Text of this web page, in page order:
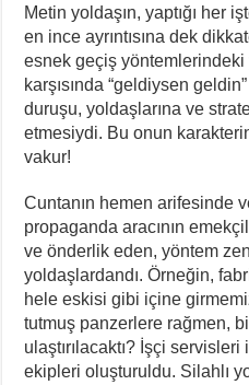
Metin yoldaşın, yaptığı her
en ince ayrıntısına dek
esnek geçiş yöntemlerindeki
karşısında “geldiysen
duruşu, yoldaşlarına ve
etmesiydi. Bu onun
vakur!
Cuntanın hemen arifesinde
propaganda aracının
ve önderlik eden, yöntem
yoldaşlardandı. Örneğin,
hele eskisi gibi içine
tutmuş panzerlere rağmen,
ulaştırılacaktı? İşçi
ekipleri oluşturuldu. Silahlı